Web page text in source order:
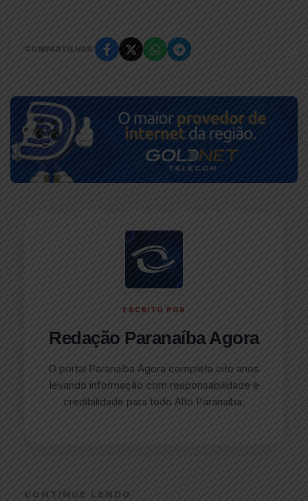
COMPARTILHAR:
ESCRITO POR
Redação Paranaíba Agora
O portal Paranaíba Agora completa oito anos
levando informação com responsabilidade e
credibilidade para todo Alto Paranaíba.
CONTINUE LENDO